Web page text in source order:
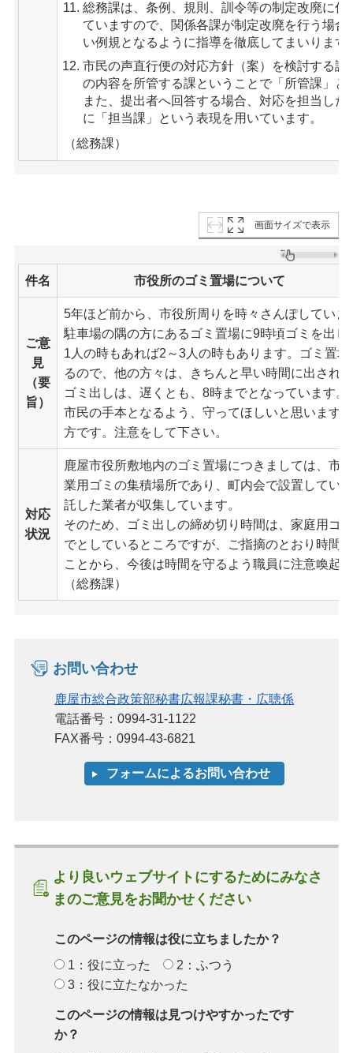
総務課は、条例、規則、訓令等の制定改廃に
ていますので、関係各課が制定改廃を行う場
い例規となるように指導を徹底してまいります
市民の声直行便の対応方針（案）を検討する
の内容を所管する課ということで「所管課」
また、提出者へ回答する場合、対応を担当し
に「担当課」という表現を用いています。
（総務課）
画面サイズで表示
件名 市役所のゴミ置場について
ご意
見
（要
旨）
5年ほど前から、市役所周りを時々さんぽしていま
駐車場の隅の方にあるゴミ置場に9時頃ゴミを出
1人の時もあれば2～3人の時もあります。ゴミ置
るので、他の方々は、きちんと早い時間に出され
ゴミ出しは、遅くとも、8時までとなっています。
市民の手本となるよう、守ってほしいと思います
方です。注意をして下さい。
対応
状況
鹿屋市役所敷地内のゴミ置場につきましては、市
業用ゴミの集積場所であり、町内会で設置してい
託した業者が収集しています。
そのため、ゴミ出しの締め切り時間は、家庭用ゴ
でとしているところですが、ご指摘のとおり時間
ことから、今後は時間を守るよう職員に注意喚起
（総務課）
お問い合わせ
鹿屋市総合政策部秘書広報課秘書・広聴係
電話番号：0994-31-1122
FAX番号：0994-43-6821
より良いウェブサイトにするためにみなさ
まのご意見をお聞かせください
このページの情報は役に立ちましたか？
1：役に立った
2：ふつう
3：役に立たなかった
このページの情報は見つけやすかったです
か？